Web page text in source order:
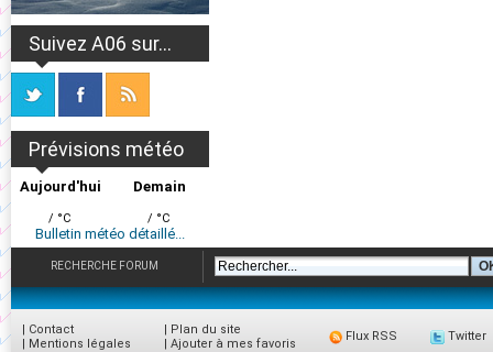
Suivez A06 sur...
Prévisions météo
Aujourd'hui
/ °C
Demain
/ °C
Bulletin météo détaillé...
RECHERCHE FORUM
| Contact
| Mentions légales
| Plan du site
| Ajouter à mes favoris
Flux RSS Twitter